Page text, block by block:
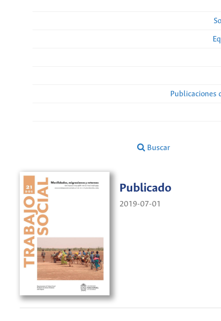
Publicaciones
Buscar
Publicado
2019-07-01